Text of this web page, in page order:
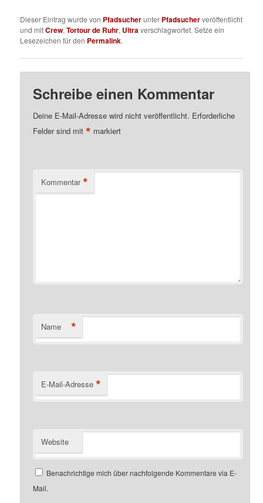
Dieser Eintrag wurde von Pfadsucherunter Pfadsucherveröffentlicht
und mitCrew,Tortour de Ruhr, Ultraverschlagwortet. Setze ein
Lesezeichen für den Permalink.
Schreibe einen Kommentar
Deine E-Mail-Adresse wird nicht veröffentlicht. Erforderliche
Felder sind mit* markiert
Kommentar *
Name *
E-Mail-Adresse *
Website
Benachrichtige mich über nachfolgende Kommentare via E-
Mail.